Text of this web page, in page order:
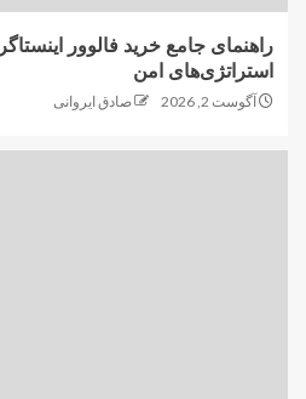
راهنمای جامع خرید فالوور
استراتژی‌های امن
آگوست 2, 2026 صادق ایروانی